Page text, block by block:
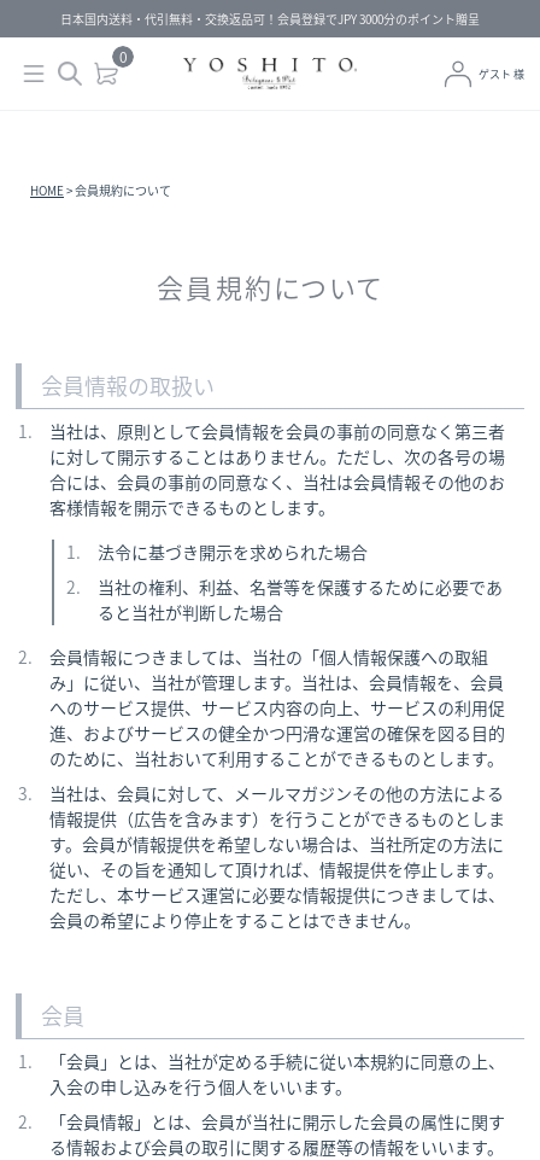
日本国内送料・代引無料・交換返品可！会員登録でJPY 3000分のポイント贈呈
0
ゲスト 様
HOME 会員規約について
会員規約について
会員情報の取扱い
当社は、原則として会員情報を会員の事前の同意なく第三者
に対して開示することはありません。ただし、次の各号の場
合には、会員の事前の同意なく、当社は会員情報その他のお
客様情報を開示できるものとします。
法令に基づき開示を求められた場合
当社の権利、利益、名誉等を保護するために必要であ
ると当社が判断した場合
会員情報につきましては、当社の「個人情報保護への取組
み」に従い、当社が管理します。当社は、会員情報を、会員
へのサービス提供、サービス内容の向上、サービスの利用促
進、およびサービスの健全かつ円滑な運営の確保を図る目的
のために、当社おいて利用することができるものとします。
当社は、会員に対して、メールマガジンその他の方法による
情報提供（広告を含みます）を行うことができるものとしま
す。会員が情報提供を希望しない場合は、当社所定の方法に
従い、その旨を通知して頂ければ、情報提供を停止します。
ただし、本サービス運営に必要な情報提供につきましては、
会員の希望により停止をすることはできません。
会員
「会員」とは、当社が定める手続に従い本規約に同意の上、
入会の申し込みを行う個人をいいます。
「会員情報」とは、会員が当社に開示した会員の属性に関す
る情報および会員の取引に関する履歴等の情報をいいます。